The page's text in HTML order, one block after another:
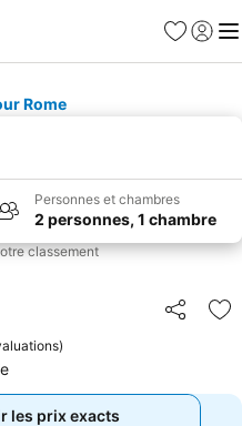
Favoris
Se
Rome
Personnes et chambres
2 personnes, 1 chambre
classement
Partager
)
les prix exacts
les prix exacts